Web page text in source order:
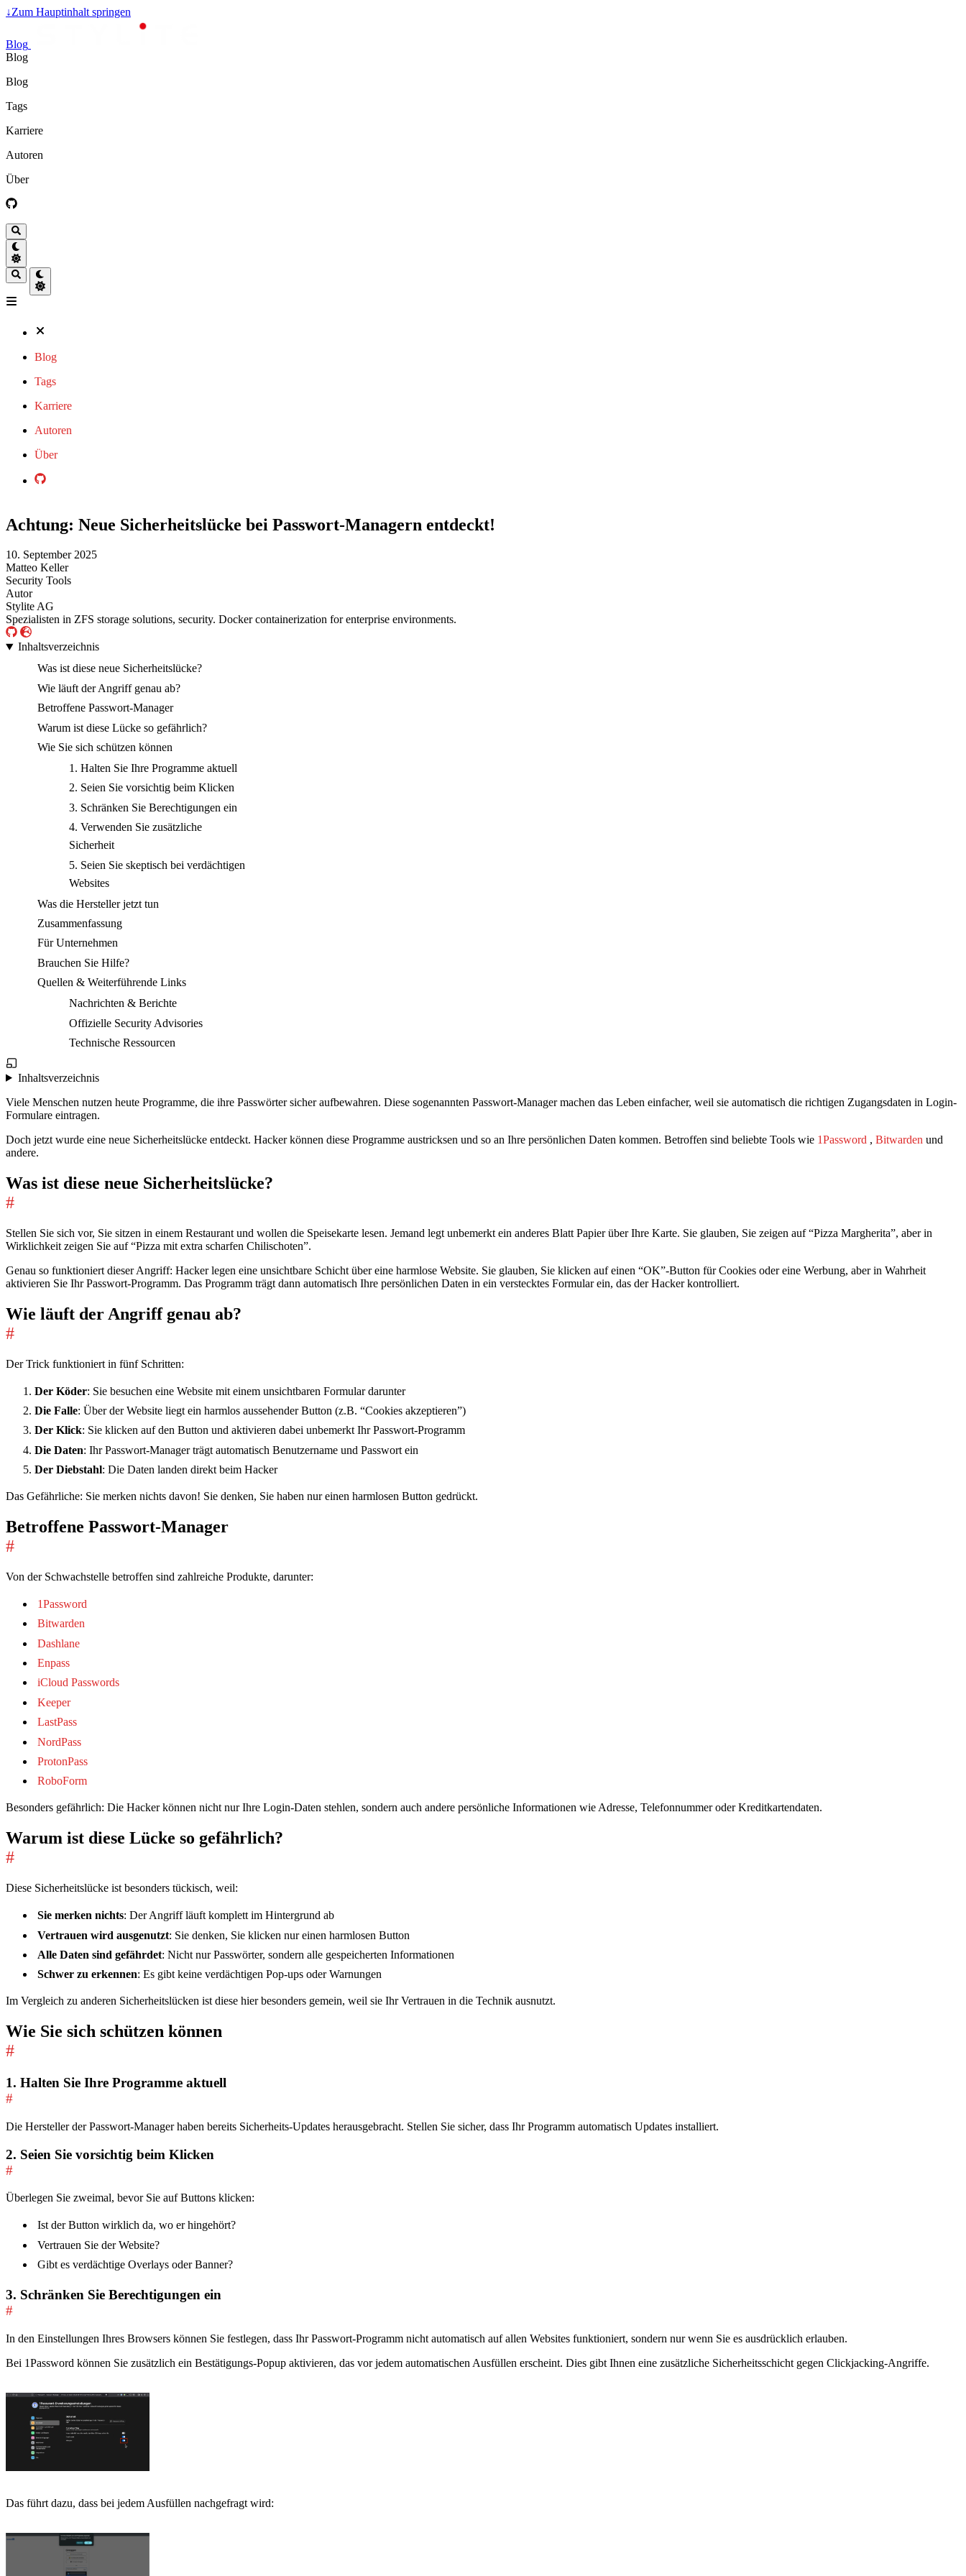
↓Zum Hauptinhalt springen
Blog
Blog
Blog
Tags
Karriere
Autoren
Über
Blog
Tags
Karriere
Autoren
Über
Achtung: Neue Sicherheitslücke bei Passwort-Managern entdeckt!
10. September 2025
Matteo Keller
Security Tools
Autor
Stylite AG
Spezialisten in ZFS storage solutions, security. Docker containerization for enterprise environments.
Inhaltsverzeichnis
Was ist diese neue Sicherheitslücke?
Wie läuft der Angriff genau ab?
Betroffene Passwort-Manager
Warum ist diese Lücke so gefährlich?
Wie Sie sich schützen können
1. Halten Sie Ihre Programme aktuell
2. Seien Sie vorsichtig beim Klicken
3. Schränken Sie Berechtigungen ein
4. Verwenden Sie zusätzliche
Sicherheit
5. Seien Sie skeptisch bei verdächtigen
Websites
Was die Hersteller jetzt tun
Zusammenfassung
Für Unternehmen
Brauchen Sie Hilfe?
Quellen & Weiterführende Links
Nachrichten & Berichte
Offizielle Security Advisories
Technische Ressourcen
Inhaltsverzeichnis
Viele Menschen nutzen heute Programme, die ihre Passwörter sicher aufbewahren. Diese sogenannten Passwort-Manager machen das Leben einfacher, weil sie automatisch die richtigen Zugangsdaten in Login-
Formulare eintragen.
Doch jetzt wurde eine neue Sicherheitslücke entdeckt. Hacker können diese Programme austricksen und so an Ihre persönlichen Daten kommen. Betroffen sind beliebte Tools wie 1Password , Bitwarden und
andere.
Was ist diese neue Sicherheitslücke?
#
Stellen Sie sich vor, Sie sitzen in einem Restaurant und wollen die Speisekarte lesen. Jemand legt unbemerkt ein anderes Blatt Papier über Ihre Karte. Sie glauben, Sie zeigen auf “Pizza Margherita”, aber in
Wirklichkeit zeigen Sie auf “Pizza mit extra scharfen Chilischoten”.
Genau so funktioniert dieser Angriff: Hacker legen eine unsichtbare Schicht über eine harmlose Website. Sie glauben, Sie klicken auf einen “OK”-Button für Cookies oder eine Werbung, aber in Wahrheit
aktivieren Sie Ihr Passwort-Programm. Das Programm trägt dann automatisch Ihre persönlichen Daten in ein verstecktes Formular ein, das der Hacker kontrolliert.
Wie läuft der Angriff genau ab?
#
Der Trick funktioniert in fünf Schritten:
Der Köder: Sie besuchen eine Website mit einem unsichtbaren Formular darunter
Die Falle: Über der Website liegt ein harmlos aussehender Button (z.B. “Cookies akzeptieren”)
Der Klick: Sie klicken auf den Button und aktivieren dabei unbemerkt Ihr Passwort-Programm
Die Daten: Ihr Passwort-Manager trägt automatisch Benutzername und Passwort ein
Der Diebstahl: Die Daten landen direkt beim Hacker
Das Gefährliche: Sie merken nichts davon! Sie denken, Sie haben nur einen harmlosen Button gedrückt.
Betroffene Passwort-Manager
#
Von der Schwachstelle betroffen sind zahlreiche Produkte, darunter:
1Password
Bitwarden
Dashlane
Enpass
iCloud Passwords
Keeper
LastPass
NordPass
ProtonPass
RoboForm
Besonders gefährlich: Die Hacker können nicht nur Ihre Login-Daten stehlen, sondern auch andere persönliche Informationen wie Adresse, Telefonnummer oder Kreditkartendaten.
Warum ist diese Lücke so gefährlich?
#
Diese Sicherheitslücke ist besonders tückisch, weil:
Sie merken nichts: Der Angriff läuft komplett im Hintergrund ab
Vertrauen wird ausgenutzt: Sie denken, Sie klicken nur einen harmlosen Button
Alle Daten sind gefährdet: Nicht nur Passwörter, sondern alle gespeicherten Informationen
Schwer zu erkennen: Es gibt keine verdächtigen Pop-ups oder Warnungen
Im Vergleich zu anderen Sicherheitslücken ist diese hier besonders gemein, weil sie Ihr Vertrauen in die Technik ausnutzt.
Wie Sie sich schützen können
#
1. Halten Sie Ihre Programme aktuell
#
Die Hersteller der Passwort-Manager haben bereits Sicherheits-Updates herausgebracht. Stellen Sie sicher, dass Ihr Programm automatisch Updates installiert.
2. Seien Sie vorsichtig beim Klicken
#
Überlegen Sie zweimal, bevor Sie auf Buttons klicken:
Ist der Button wirklich da, wo er hingehört?
Vertrauen Sie der Website?
Gibt es verdächtige Overlays oder Banner?
3. Schränken Sie Berechtigungen ein
#
In den Einstellungen Ihres Browsers können Sie festlegen, dass Ihr Passwort-Programm nicht automatisch auf allen Websites funktioniert, sondern nur wenn Sie es ausdrücklich erlauben.
Bei 1Password können Sie zusätzlich ein Bestätigungs-Popup aktivieren, das vor jedem automatischen Ausfüllen erscheint. Dies gibt Ihnen eine zusätzliche Sicherheitsschicht gegen Clickjacking-Angriffe.
Das führt dazu, dass bei jedem Ausfüllen nachgefragt wird: